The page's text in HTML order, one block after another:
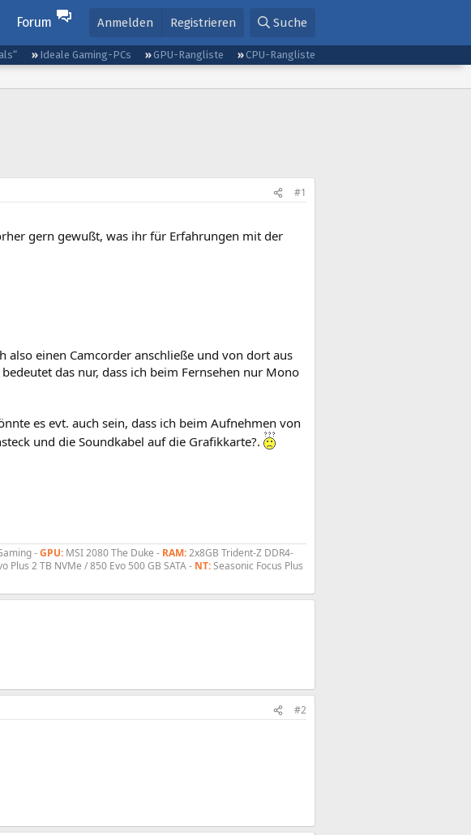
Forum Anmelden Registrieren Suche
Ideale Gaming-PCs GPU-Rangliste
CPU-Rangliste
#1
gern gewußt, was ihr für Erfahrungen mit der
also einen Camcorder anschließe und von dort aus
das nur, dass ich beim Fernsehen nur Mono
es evt. auch sein, dass ich beim Aufnehmen von
und die Soundkabel auf die Grafikkarte?.
-GPU: MSI 2080 The Duke - RAM:2x8GB Trident-Z DDR4-
Plus 2 TB NVMe / 850 Evo 500 GB SATA - NT:Seasonic Focus Plus
#2